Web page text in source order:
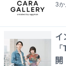
3か
イ
開